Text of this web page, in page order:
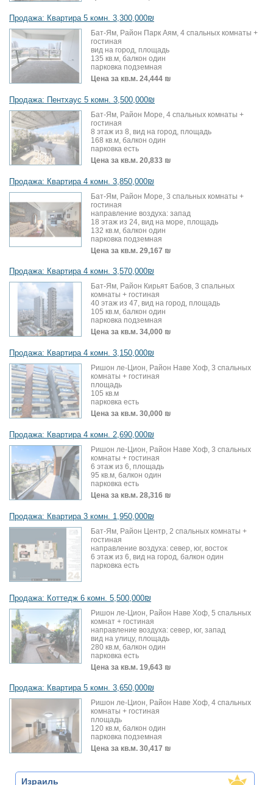
Продажа: Квартира 5 комн. 3,300,000₪
Бат-Ям, Район Парк Аям, 4 спальных комнаты +
гостиная
вид на город, площадь
135 кв.м, балкон один
парковка подземная
Цена за кв.м. 24,444 ₪
Продажа: Пентхаус 5 комн. 3,500,000₪
Бат-Ям, Район Море, 4 спальных комнаты +
гостиная
8 этаж из 8, вид на город, площадь
168 кв.м, балкон один
парковка есть
Цена за кв.м. 20,833 ₪
Продажа: Квартира 4 комн. 3,850,000₪
Бат-Ям, Район Море, 3 спальных комнаты +
гостиная
направление воздуха: запад
18 этаж из 24, вид на море, площадь
132 кв.м, балкон один
парковка подземная
Цена за кв.м. 29,167 ₪
Продажа: Квартира 4 комн. 3,570,000₪
Бат-Ям, Район Кирьят Бабов, 3 спальных
комнаты + гостиная
40 этаж из 47, вид на город, площадь
105 кв.м, балкон один
парковка подземная
Цена за кв.м. 34,000 ₪
Продажа: Квартира 4 комн. 3,150,000₪
Ришон ле-Цион, Район Наве Хоф, 3 спальных
комнаты + гостиная
площадь
105 кв.м
парковка есть
Цена за кв.м. 30,000 ₪
Продажа: Квартира 4 комн. 2,690,000₪
Ришон ле-Цион, Район Наве Хоф, 3 спальных
комнаты + гостиная
6 этаж из 6, площадь
95 кв.м, балкон один
парковка есть
Цена за кв.м. 28,316 ₪
Продажа: Квартира 3 комн. 1,950,000₪
Бат-Ям, Район Центр, 2 спальных комнаты +
гостиная
направление воздуха: север, юг, восток
6 этаж из 6, вид на город, балкон один
парковка есть
Продажа: Коттедж 6 комн. 5,500,000₪
Ришон ле-Цион, Район Наве Хоф, 5 спальных
комнат + гостиная
направление воздуха: север, юг, запад
вид на улицу, площадь
280 кв.м, балкон один
парковка есть
Цена за кв.м. 19,643 ₪
Продажа: Квартира 5 комн. 3,650,000₪
Ришон ле-Цион, Район Наве Хоф, 4 спальных
комнаты + гостиная
площадь
120 кв.м, балкон один
парковка подземная
Цена за кв.м. 30,417 ₪
Израиль